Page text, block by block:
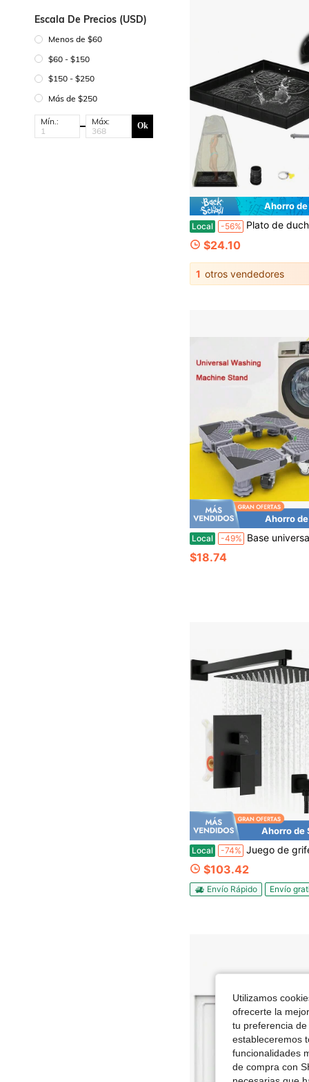
Escala De Precios (USD)
Menos de $60
$60 - $150
$150 - $250
Más de $250
Mín.: Máx: Ok
Ahorro
Local -56% Plato de ducha portátil mejorado, 104 cm x 104 cm x 13 cm, plegable, para caravanas, con desagüe desmontable,
$24.10
1 otros vendedores
Ahorro
Local -49% Base universal ajustable con ruedas giratorias dobles y almohadillas
$18.74
Ahorro de
Local -74% Juego de grifería de ducha negra, sistema de ducha de lluvia de 10 pulgadas con válvula de equilibrio de presión, sistema de ducha de baño montado en la pared
$103.42
Envío Rápido Envío
Utilizamos
ofrecerte la
tu preferencia
estableceremos
funcionalidades
de compra con